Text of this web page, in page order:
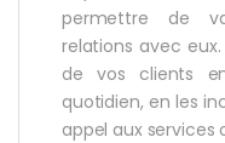
permettre de
relations avec
de vos clients
quotidien, en les
appel aux services